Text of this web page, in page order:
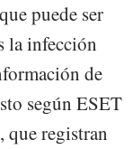
puede ser
la infección
de
según ESET
que registran